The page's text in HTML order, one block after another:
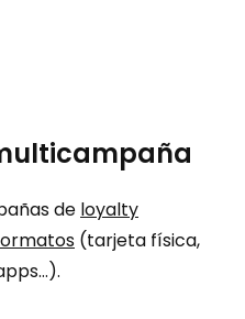
de loyalty
(tarjeta física,